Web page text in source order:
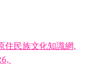
住民族文化知識網,